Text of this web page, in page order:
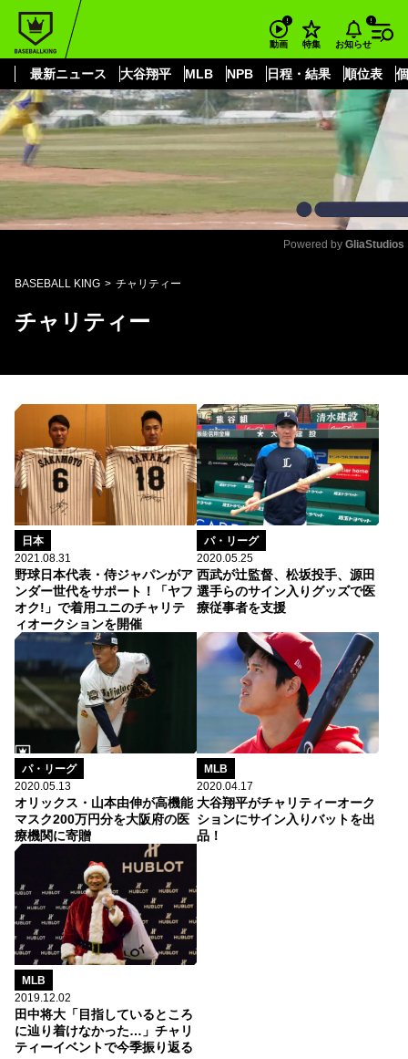
動画 特集 お知らせ
最新ニュース 大谷翔平 MLB NPB 日程・結果 順位表
もっと見る
Powered by GliaStudios
BASEBALL KING チャリティー
チャリティー
日本
2021.08.31
野球日本代表・侍ジャパンがア
ンダー世代をサポート！「ヤフ
オク!」で着用ユニのチャリテ
ィオークションを開催
パ・リーグ
2020.05.25
西武が辻監督、松坂投手、源田
選手らのサイン入りグッズで医
療従事者を支援
パ・リーグ
2020.05.13
オリックス・山本由伸が高機能
マスク200万円分を大阪府の医
療機関に寄贈
MLB
2020.04.17
大谷翔平がチャリティーオーク
ションにサイン入りバットを出
品！
MLB
2019.12.02
田中将大「目指しているところ
に辿り着けなかった…」チャリ
ティーイベントで今季振り返る